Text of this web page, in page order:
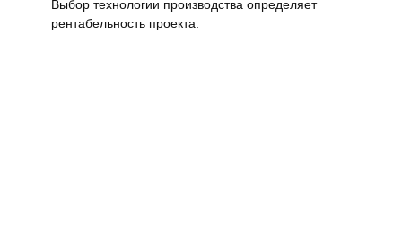
Выбор технологии производства определяет
рентабельность проекта.